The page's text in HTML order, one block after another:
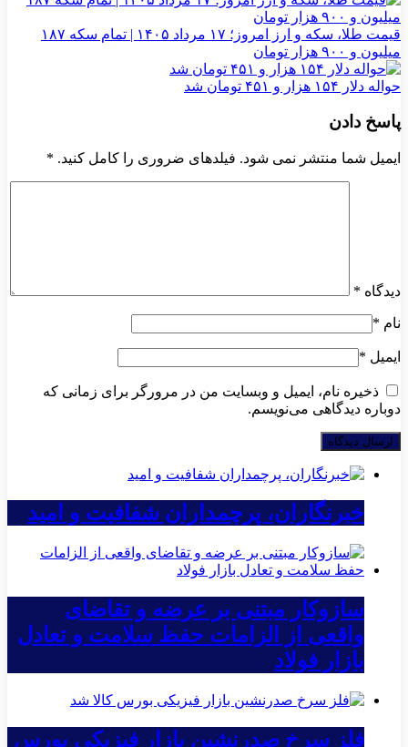
قیمت طلا، سکه و ارز امروز؛ ۱۷ مرداد ۱۴۰۵ | تمام سکه ۱۸۷
میلیون و ۹۰۰ هزار تومان
حواله دلار ۱۵۴ هزار و ۴۵۱ تومان شد
پاسخ دادن
ایمیل شما منتشر نمی شود. فیلدهای ضروری را کامل کنید. *
دیدگاه *
نام *
ایمیل *
ذخیره نام، ایمیل و وبسایت من در مرورگر برای زمانی که
دوباره دیدگاهی می‌نویسم.
خبرنگاران، پرچمداران شفافیت و امید
سازوکار مبتنی بر عرضه و تقاضای
واقعی از الزامات حفظ سلامت و تعادل
بازار فولاد
فلز سرخ صدرنشین بازار فیزیکی بورس